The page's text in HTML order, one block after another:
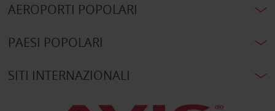
AEROPORTI POPOLARI
PAESI POPOLARI
SITI INTERNAZIONALI